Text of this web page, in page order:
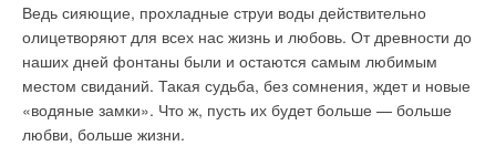
Ведь сияющие, прохладные струи воды действительно
олицетворяют для всех нас жизнь и любовь. От древности до
наших дней фонтаны были и остаются самым любимым
местом свиданий. Такая судьба, без сомнения, ждет и новые
«водяные замки». Что ж, пусть их будет больше — больше
любви, больше жизни.